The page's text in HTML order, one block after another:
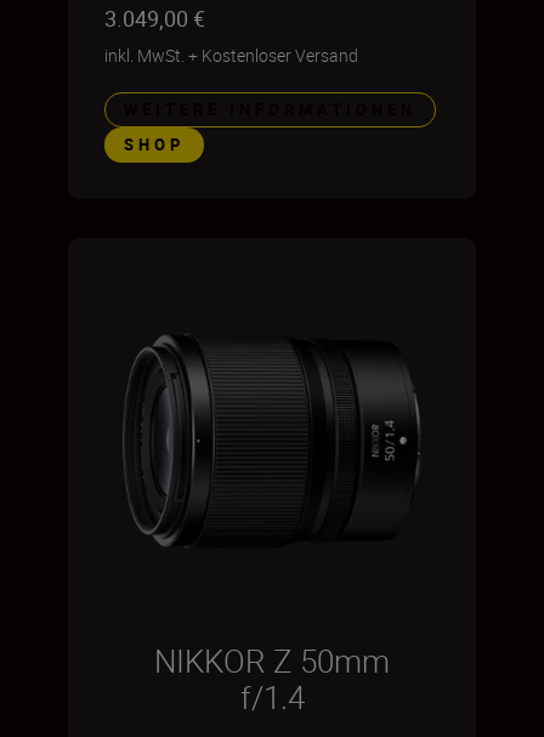
3.049,00 €
inkl. MwSt. + Kostenloser Versand
SHOP
NIKKOR Z 50mm
f/1.4